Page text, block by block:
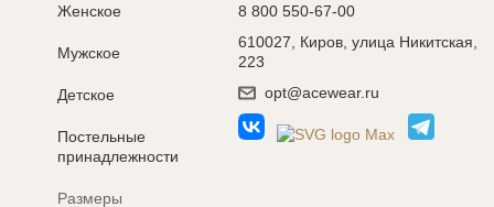
Женское
Мужское
Детское
Постельные
принадлежности
Размеры
8 800 550-67-00
610027, Киров, улица Никитская,
223
opt@acewear.ru